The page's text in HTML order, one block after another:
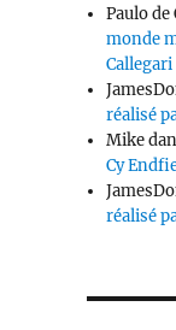
Paulo de
monde
Callegari
réalisé
Mike
Cy
réalisé